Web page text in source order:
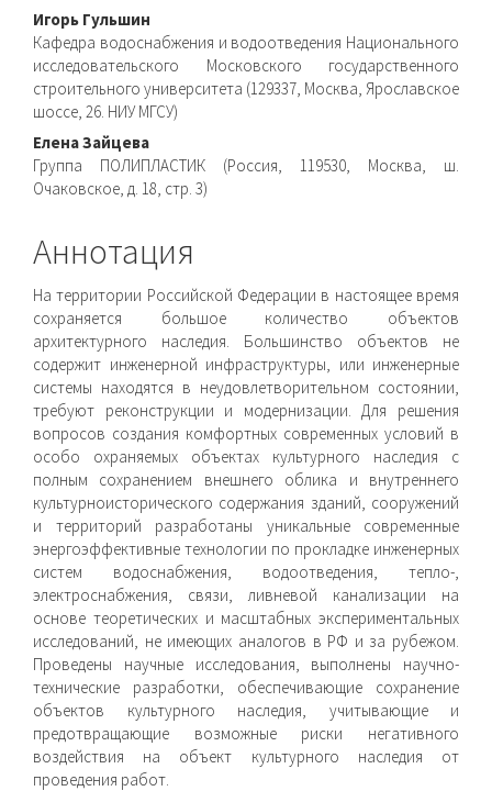
Игорь Гульшин
Кафедра водоснабжения и водоотведения Национального
исследовательского Московского государственного
строительного университета (129337, Москва, Ярославское
шоссе, 26. НИУ МГСУ)
Елена Зайцева
Группа ПОЛИПЛАСТИК (Россия, 119530, Москва, ш.
Очаковское, д. 18, стр. 3)
Аннотация
На территории Российской Федерации в настоящее время
сохраняется большое количество объектов
архитектурного наследия. Большинство объектов не
содержит инженерной инфраструктуры, или инженерные
системы на­ходятся в неудовлетворительном состоянии,
требуют рекон­струкции и модернизации. Для решения
вопросов создания комфортных современных условий в
особо охраняемых объектах культурного наследия с
полным сохранением внешнего облика и внутреннего
культурноисторического содержания зданий, со­оружений
и территорий разработаны уникальные современные
энергоэффективные технологии по прокладке инженерных
систем водоснабжения, водоотведения, тепло-,
электроснаб­жения, связи, ливневой канализации на
основе теоретических и масштабных экспериментальных
исследований, не имеющих аналогов в РФ и за рубежом.
Проведены научные исследования, выполнены научно-
технические разработки, обеспечивающие сохранение
объектов культурного наследия, учитывающие и
предотвращающие возможные риски негативного
воздействия на объект культурного наследия от
проведения работ.